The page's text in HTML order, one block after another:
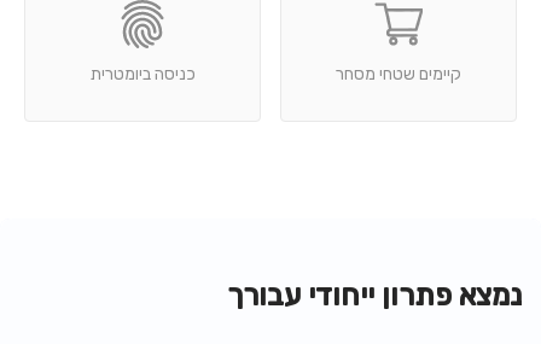
קיימים שטחי מסחר כניסה ביומטרית
נמצא פתרון ייחודי עבורך